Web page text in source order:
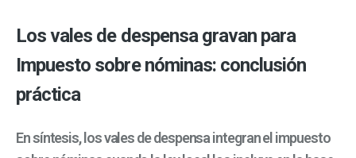
Los vales de despensa gravan para
Impuesto sobre nóminas: conclusión
práctica
En síntesis, los vales de despensa integran el impuesto